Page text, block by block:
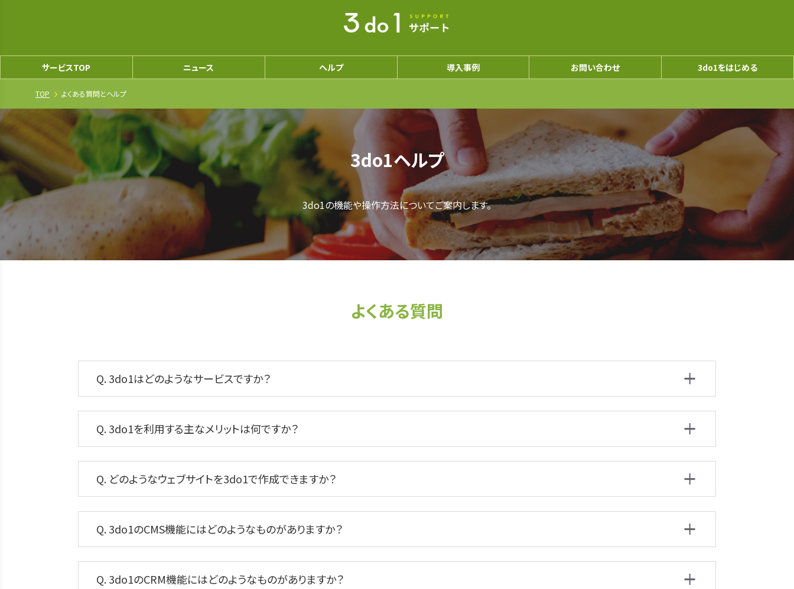
サービスTOP ニュース ヘルプ 導入事例 お問い合わせ 3do1をはじめる
TOP よくある質問とヘルプ
3do1ヘルプ
3do1の機能や操作方法についてご案内します。
よくある質問
Q. 3do1はどのようなサービスですか？
Q. 3do1を利用する主なメリットは何ですか？
Q. どのようなウェブサイトを3do1で作成できますか？
Q. 3do1のCMS機能にはどのようなものがありますか？
Q. 3do1のCRM機能にはどのようなものがありますか？